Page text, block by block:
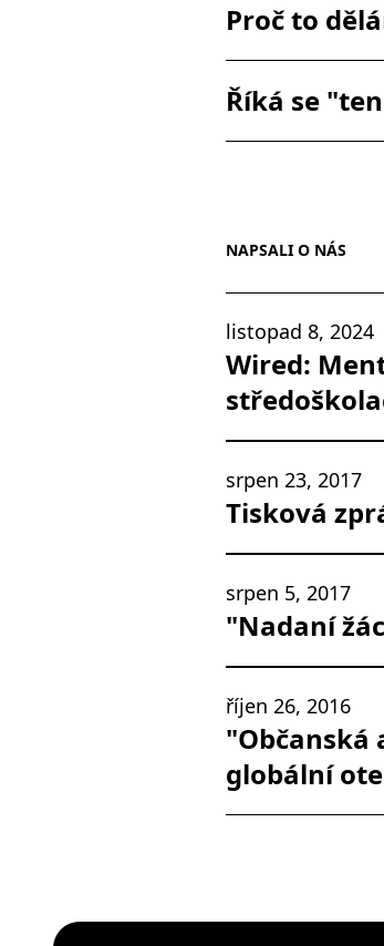
Proč to
Říká se
NAPSALI O NÁS
listopad 8, 2024
Wired:
srpen 23, 2017
Tisková
srpen 5, 2017
"Nadaní
říjen 26, 2016
"Občanská
globální